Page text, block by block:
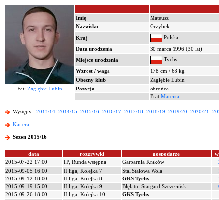
Imię
Mateusz
Nazwisko
Grzybek
Kraj
Polska
Data urodzenia
30 marca 1996 (30 lat)
Miejsce urodzenia
Tychy
Wzrost / waga
178 cm / 68 kg
Obecny klub
Zagłębie Lubin
Fot: Zagłębie Lubin Pozycja
obrońca
Brat Marcina
Występy: 2013/14 2014/15 2015/16 2016/17 2017/18 2018/19 2019/20 2020/21
Kariera
Sezon 2015/16
data rozgrywki gospodarze
2015-07-22 17:00
PP, Runda wstępna Garbarnia Kraków
2015-09-05 16:00
II liga, Kolejka 7 Stal Stalowa Wola
2015-09-12 18:00
II liga, Kolejka 8 GKS Tychy
2015-09-19 15:00
II liga, Kolejka 9 Błękitni Stargard Szczeciński
2015-09-26 18:00
II liga, Kolejka 10 GKS Tychy